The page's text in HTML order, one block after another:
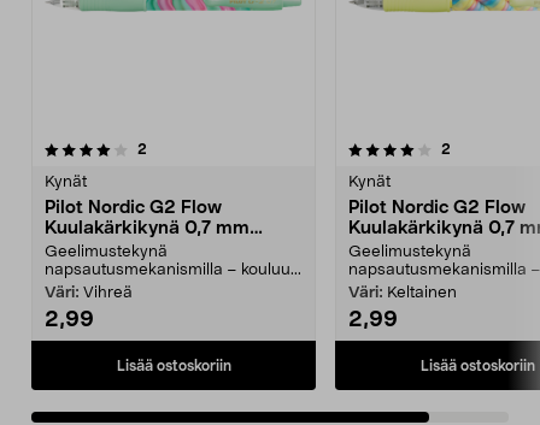
2
Kynät
Pilot Nordic G2 Flow
Kuulakärkikynä 0,7 mm
musta muste
Geelimustekynä
napsautusmekanismilla – kouluu...
Väri: Vihreä
2,99
Lisää ostoskoriin
4.0viidestä
2
Kynät
Pilot Nordic G2 Flow
Kuulakärkikynä 0,7
musta muste
Geelimustekynä
napsautusmekanismilla
Väri: Keltainen
2,99
Lisää ostoskoriin